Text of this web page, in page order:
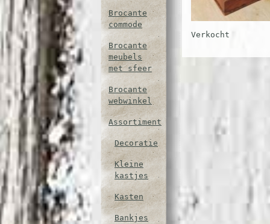
Brocante
commode
Brocante
meubels
met sfeer
Brocante
webwinkel
Assortiment
Decoratie
Kleine
kastjes
Kasten
Bankjes
Verkocht